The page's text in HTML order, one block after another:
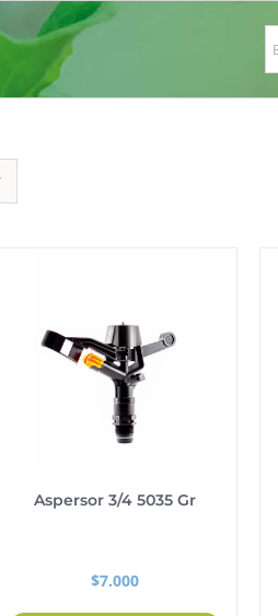
Aspersor 3/4 5035 Gr
$7.000